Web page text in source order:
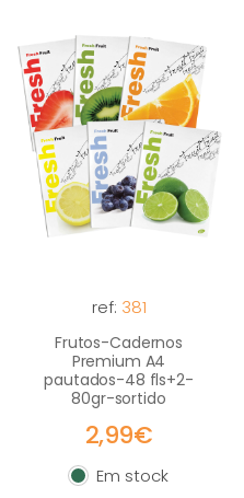
ref: 381
Frutos-Cadernos
Premium A4
pautados-48 fls+2-
80gr-sortido
2,99€
Em stock
Em stock